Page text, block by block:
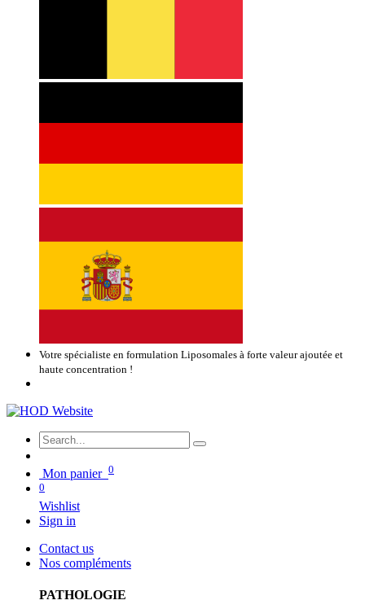
Votre spécialiste en formulation Liposomales à forte valeur ajoutée et
haute concentration !
Mon panier 0
0
Wishlist
Sign in
Contact us
Nos compléments
PATHOLOGIE